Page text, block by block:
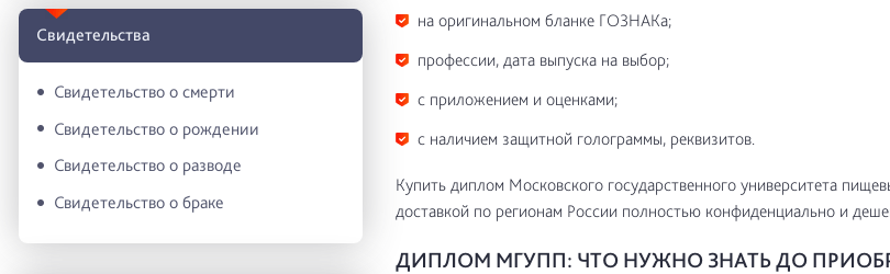
Свидетельства
Свидетельство о смерти
Свидетельство о рождении
Свидетельство о разводе
Свидетельство о браке
на оригинальном бланке ГОЗНАКа;
профессии, дата выпуска на выбор;
с приложением и оценками;
с наличием защитной голограммы, реквизитов.
Купить диплом Московского государственного университета
доставкой по регионам России полностью конфиденциально и
ДИПЛОМ МГУПП: ЧТО НУЖНО ЗНАТЬ ДО